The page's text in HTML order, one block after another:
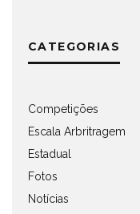
CATEGORIAS
Competições
Escala Arbritragem
Estadual
Fotos
Notícias